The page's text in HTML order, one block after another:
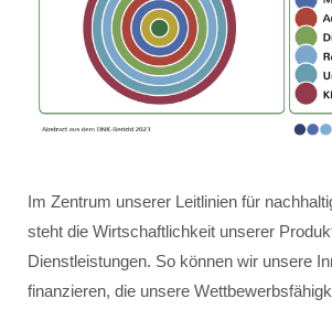
Im Zentrum unserer Leitlinien für
steht die Wirtschaftlichkeit unserer
Dienstleistungen. So können wir unsere
finanzieren, die unsere